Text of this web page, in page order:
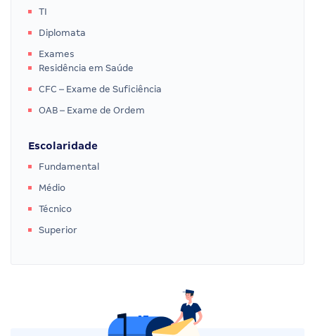
TI
Diplomata
Exames
Residência em Saúde
CFC – Exame de Suficiência
OAB – Exame de Ordem
Escolaridade
Fundamental
Médio
Técnico
Superior